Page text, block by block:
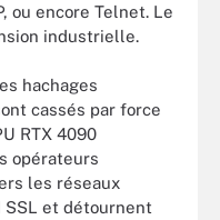
ou encore Telnet. Le
industrielle.
hachages
cassés par force
RTX 4090
opérateurs
les réseaux
SSL et détournent